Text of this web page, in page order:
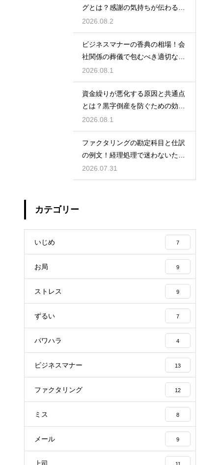
グとは？感謝の気持ちが伝わる正
しいマナー
2026.08.2
ビジネスマナーの香典の相場！会
社関係の葬儀で包むべき適切な金
額の目安
2026.08.1
資金繰りが悪化する原因と共通点
とは？黒字倒産を防ぐための効果
的な対策
2026.08.1
ファクタリングの勘定科目と仕訳
の例文！経理処理で迷わないため
の知識
2026.07.31
カテゴリー
いじめ 7
お局 9
ストレス 9
ずるい 7
パワハラ 4
ビジネスマナー 13
ファクタリング 12
ミス 8
メール 9